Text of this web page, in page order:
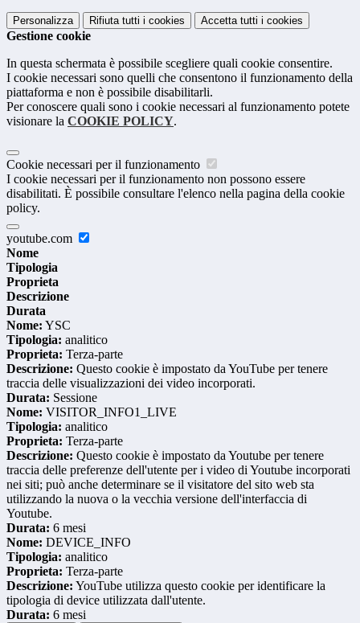
Personalizza Rifiuta tutti i cookies Accetta tutti i cookies
Gestione cookie
In questa schermata è possibile scegliere quali cookie consentire.
I cookie necessari sono quelli che consentono il funzionamento della
piattaforma e non è possibile disabilitarli.
Per conoscere quali sono i cookie necessari al funzionamento potete
visionare la COOKIE POLICY.
Cookie necessari per il funzionamento
I cookie necessari per il funzionamento non possono essere
disabilitati. È possibile consultare l'elenco nella pagina della cookie
policy.
youtube.com
Nome
Tipologia
Proprieta
Descrizione
Durata
Nome: YSC
Tipologia: analitico
Proprieta: Terza-parte
Descrizione: Questo cookie è impostato da YouTube per tenere
traccia delle visualizzazioni dei video incorporati.
Durata: Sessione
Nome: VISITOR_INFO1_LIVE
Tipologia: analitico
Proprieta: Terza-parte
Descrizione: Questo cookie è impostato da Youtube per tenere
traccia delle preferenze dell'utente per i video di Youtube incorporati
nei siti; può anche determinare se il visitatore del sito web sta
utilizzando la nuova o la vecchia versione dell'interfaccia di
Youtube.
Durata: 6 mesi
Nome: DEVICE_INFO
Tipologia: analitico
Proprieta: Terza-parte
Descrizione: YouTube utilizza questo cookie per identificare la
tipologia di device utilizzata dall'utente.
Durata: 6 mesi